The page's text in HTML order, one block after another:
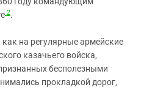
2.
на регулярные армейские
казачьего войска,
бесполезными
прокладкой дорог,